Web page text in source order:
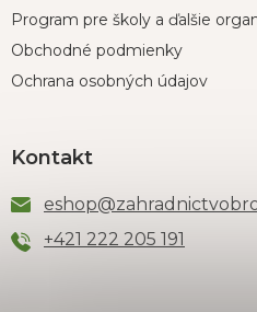
Program pre školy a ďalšie
Obchodné podmienky
Ochrana osobných údajov
Kontakt
eshop@
+421 222 205 191